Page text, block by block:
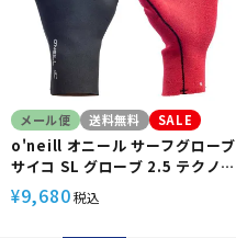
メール便 送料無料 SALE
o'neill オニール サーフグローブ
サイコ SL グローブ 2.5 テクノバ
ターエアー PSYCHO SL GLOVE
2.5 TB-AIR AFW-902A2 サーフ
¥9,680税込